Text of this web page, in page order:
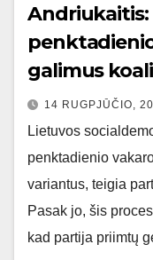
Andriukaitis:
galimus
14 RUGPJŪČIO,
Lietuvos
penktadienio
variantus, teigia
Pasak jo, šis
kad partija priimtų